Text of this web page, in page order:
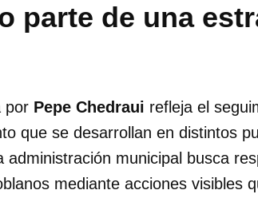
parte de una
por Pepe Chedraui refleja el
que se desarrollan en distintos
municipal busca
mediante acciones visibles